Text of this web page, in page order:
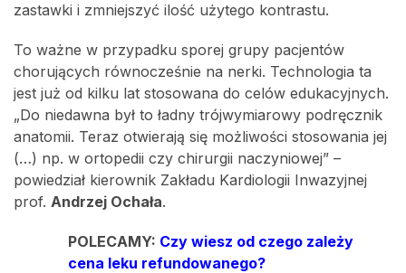
zastawki i zmniejszyć ilość użytego kontrastu.
To ważne w przypadku sporej grupy pacjentów
chorujących równocześnie na nerki. Technologia ta
jest już od kilku lat stosowana do celów edukacyjnych.
„Do niedawna był to ładny trójwymiarowy podręcznik
anatomii. Teraz otwierają się możliwości stosowania jej
(…) np. w ortopedii czy chirurgii naczyniowej” –
powiedział kierownik Zakładu Kardiologii Inwazyjnej
prof. Andrzej Ochała.
POLECAMY: Czy wiesz od czego zależy
cena leku refundowanego?